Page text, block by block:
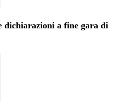
dichiarazioni a fine gara di